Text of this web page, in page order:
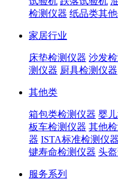
检测仪器 纸品类其
家居行业
床垫检测仪器 沙发
测仪器 厨具检测仪器
其他类
箱包类检测仪器 婴
板车检测仪器 其他
器 ISTA标准检测仪器
键寿命检测仪器 头
服务系列